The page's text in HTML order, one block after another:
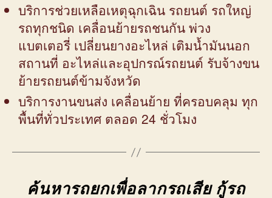
บริการช่วยเหลือเหตุฉุกเฉิน รถยนต์ รถใหญ่
รถทุกชนิด เคลื่อนย้ายรถชนกัน พ่วง
แบตเตอรี่ เปลี่ยนยางอะไหล่ เติมน้ำมันนอก
สถานที่ อะไหล่และอุปกรณ์รถยนต์ รับจ้างขน
ย้ายรถยนต์ข้ามจังหวัด
บริการงานขนส่ง เคลื่อนย้าย ที่ครอบคลุม ทุก
พื้นที่ทั่วประเทศ ตลอด 24 ชั่วโมง
ค้นหารถยกเพื่อลากรถเสีย กู้รถ